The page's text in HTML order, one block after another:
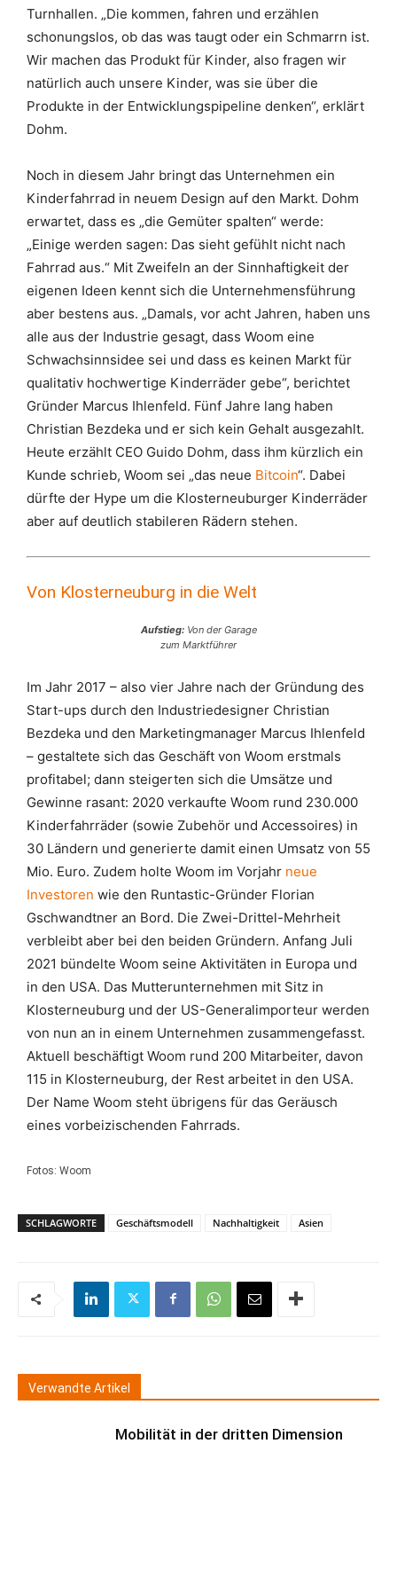
Turnhallen. „Die kommen, fahren und erzählen
schonungslos, ob das was taugt oder ein Schmarrn ist.
Wir machen das Produkt für Kinder, also fragen wir
natürlich auch unsere Kinder, was sie über die
Produkte in der Entwicklungspipeline denken“, erklärt
Dohm.
Noch in diesem Jahr bringt das Unternehmen ein
Kinderfahrrad in neuem Design auf den Markt. Dohm
erwartet, dass es „die Gemüter spalten“ werde:
„Einige werden sagen: Das sieht gefühlt nicht nach
Fahrrad aus.“ Mit Zweifeln an der Sinnhaftigkeit der
eigenen Ideen kennt sich die Unternehmensführung
aber bestens aus. „Damals, vor acht Jahren, haben uns
alle aus der Industrie gesagt, dass Woom eine
Schwachsinnsidee sei und dass es keinen Markt für
qualitativ hochwertige Kinderräder gebe“, berichtet
Gründer Marcus Ihlenfeld. Fünf Jahre lang haben
Christian Bezdeka und er sich kein Gehalt ausgezahlt.
Heute erzählt CEO Guido Dohm, dass ihm kürzlich ein
Kunde schrieb, Woom sei „das neue Bitcoin“. Dabei
dürfte der Hype um die Klosterneuburger Kinderräder
aber auf deutlich stabileren Rädern stehen.
Von Klosterneuburg in die Welt
Aufstieg:Von der Garage
zum Marktführer
Im Jahr 2017 – also vier Jahre nach der Gründung des
Start-ups durch den Industriedesigner Christian
Bezdeka und den Marketingmanager Marcus Ihlenfeld
– gestaltete sich das Geschäft von Woom erstmals
profitabel; dann steigerten sich die Umsätze und
Gewinne rasant: 2020 verkaufte Woom rund 230.000
Kinderfahrräder (sowie Zubehör und Accessoires) in
30 Ländern und generierte damit einen Umsatz von 55
Mio. Euro. Zudem holte Woom im Vorjahr neue
Investoren wie den Runtastic-Gründer Florian
Gschwandtner an Bord. Die Zwei-Drittel-Mehrheit
verbleibt aber bei den beiden Gründern. Anfang Juli
2021 bündelte Woom seine Aktivitäten in Europa und
in den USA. Das Mutterunternehmen mit Sitz in
Klosterneuburg und der US-Generalimporteur werden
von nun an in einem Unternehmen zusammengefasst.
Aktuell beschäftigt Woom rund 200 Mitarbeiter, davon
115 in Klosterneuburg, der Rest arbeitet in den USA.
Der Name Woom steht übrigens für das Geräusch
eines vorbeizischenden Fahrrads.
Fotos: Woom
SCHLAGWORTE Geschäftsmodell Nachhaltigkeit Asien
Verwandte Artikel
Mobilität in der dritten Dimension